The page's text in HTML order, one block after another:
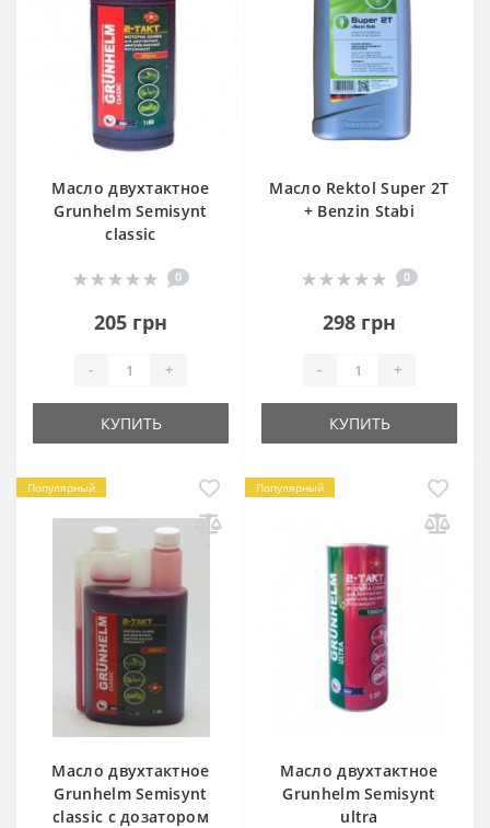
Масло двухтактное
Grunhelm Semisynt
classic
0
205 грн
- +
КУПИТЬ
Масло Rektol Super 2T
+ Benzin Stabi
0
298 грн
- +
КУПИТЬ
Популярный
Масло двухтактное
Grunhelm Semisynt
classic с дозатором
Популярный
Масло двухтактное
Grunhelm Semisynt
ultra